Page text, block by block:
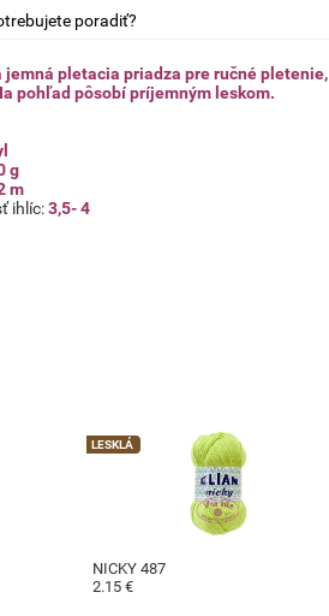
poradiť?
pletacia priadza pre ručné pletenie,
pohľad pôsobí príjemným leskom.
g
m
ihlíc:3,5- 4
NICKY 487
LESKLÁ
2.15 €